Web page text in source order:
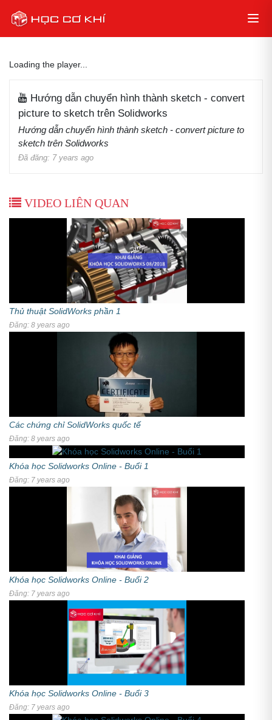
Loading the player...
Hướng dẫn chuyển hình thành sketch - convert
picture to sketch trên Solidworks
Hướng dẫn chuyển hình thành sketch - convert picture to
sketch trên Solidworks
Đã đăng: 7 years ago
VIDEO LIÊN QUAN
Thủ thuật SolidWorks phần 1
Đăng: 8 years ago
Các chứng chỉ SolidWorks quốc tế
Đăng: 8 years ago
Khóa học Solidworks Online - Buổi 1
Đăng: 7 years ago
Khóa học Solidworks Online - Buổi 2
Đăng: 7 years ago
Khóa học Solidworks Online - Buổi 3
Đăng: 7 years ago